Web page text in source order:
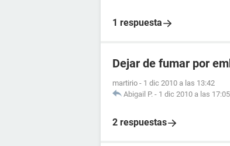
1 respuesta
Dejar de fumar por
martirio - 1 dic 2010 a las 13:42
Abigail P. - 1 dic 2010 a las 17:05
2 respuestas